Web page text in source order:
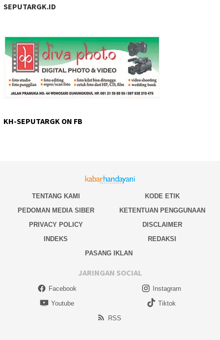
SEPUTARGK.ID
KH-SEPUTARGK ON FB
TENTANG KAMI
KODE ETIK
PEDOMAN MEDIA SIBER
KETENTUAN PENGGUNAAN
PRIVACY POLICY
DISCLAIMER
INDEKS
REDAKSI
PASANG IKLAN
JARINGAN SOCIAL
Facebook
Instagram
Youtube
Tiktok
RSS